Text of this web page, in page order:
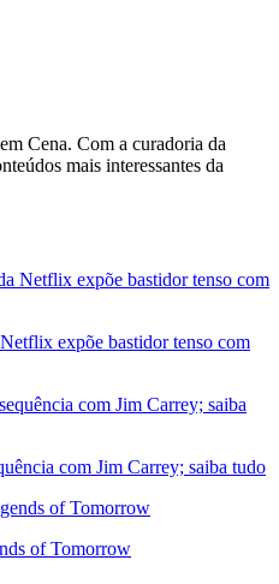
Cena. Com a curadoria da
mais interessantes da
expõe bastidor tenso com
com Jim Carrey; saiba tudo
of Tomorrow